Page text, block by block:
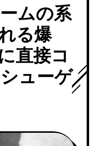
ムの系
る爆
直接コ
ューゲ